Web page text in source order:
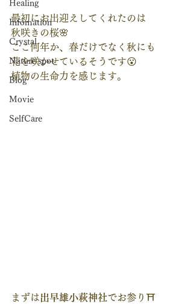
Healing
Infomation
Crystal
Nature spot
Blog
Movie
SelfCare
最初にお出迎えしてくれたのは
秋咲きの桜🌸
ここ何年か、春だけでなく秋にも
花を咲かせているそうです😮
植物の生命力を感じます。
まずは出早雄小萩神社でお参り⛩️